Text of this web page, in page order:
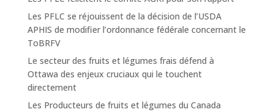
Les PFLC se réjouissent de la décision de l’USDA
APHIS de modifier l’ordonnance fédérale concernant le
ToBRFV
Le secteur des fruits et légumes frais défend à
Ottawa des enjeux cruciaux qui le touchent
directement
Les Producteurs de fruits et légumes du Canada